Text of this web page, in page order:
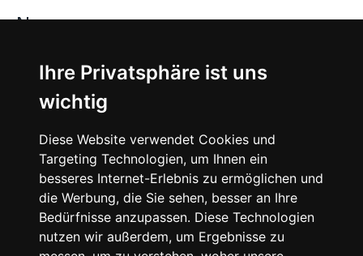
Ihre Privatsphäre ist uns
wichtig
Diese Website verwendet Cookies und
Targeting Technologien, um Ihnen ein
besseres Internet-Erlebnis zu ermöglichen und
die Werbung, die Sie sehen, besser an Ihre
Bedürfnisse anzupassen. Diese Technologien
nutzen wir außerdem, um Ergebnisse zu
News
About
Instagram
Facebook